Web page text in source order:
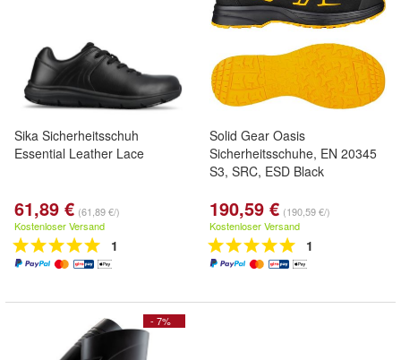
Sika Sicherheitsschuh
Essential Leather Lace
61,89 € (61,89 €/)
Kostenloser Versand
1
Solid Gear Oasis
Sicherheitsschuhe, EN 20345
S3, SRC, ESD Black
190,59 € (190,59 €/)
Kostenloser Versand
1
- 7%